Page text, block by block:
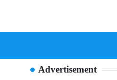
Advertisement